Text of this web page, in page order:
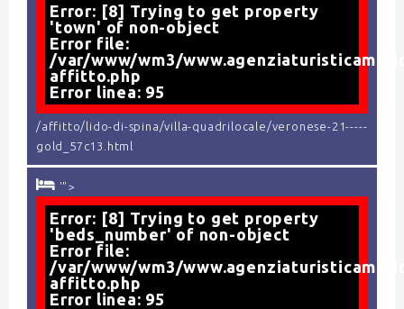
Error: [8] Trying to get property
'town' of non-object
Error file:
/var/www/wm3/
affitto.php
Error linea: 95
/affitto/lido-di-spina/villa-quadrilocale/veronese-21-----
gold_57c13.html
'">
Error: [8] Trying to get property
'beds_number' of non-object
Error file:
/var/www/wm3/
affitto.php
Error linea: 95